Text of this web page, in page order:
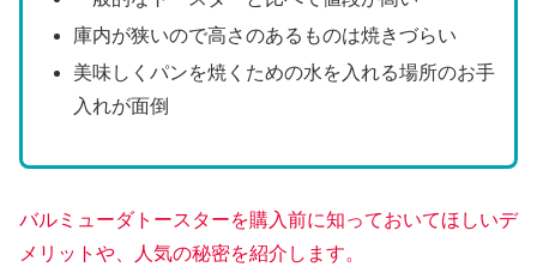
庫内が狭いので高さのあるものは焼きづらい
美味しくパンを焼くための水を入れる場所のお手
入れが面倒
バルミューダトースターを購入前に知っておいてほしいデ
メリットや、人気の秘密を紹介します。